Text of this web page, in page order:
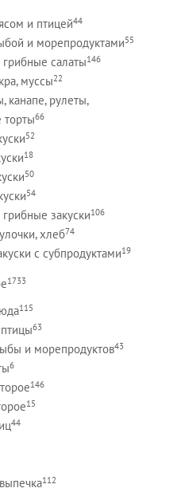
и птицей44
и морепродуктами55
салаты146
муссы22
канапе, рулеты,
торты66
52
18
50
54
закуски106
хлеб74
с субпродуктами19
1733
115
63
и морепродуктов43
6
146
15
44
112